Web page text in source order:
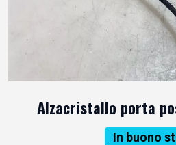
Alzacristallo porta
In buono